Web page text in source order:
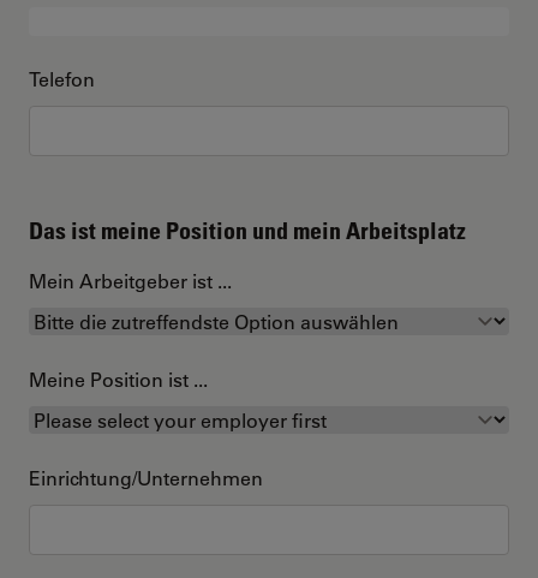
Telefon
Das ist meine Position und mein Arbeitsplatz
Mein Arbeitgeber ist ...
Meine Position ist ...
Einrichtung/Unternehmen